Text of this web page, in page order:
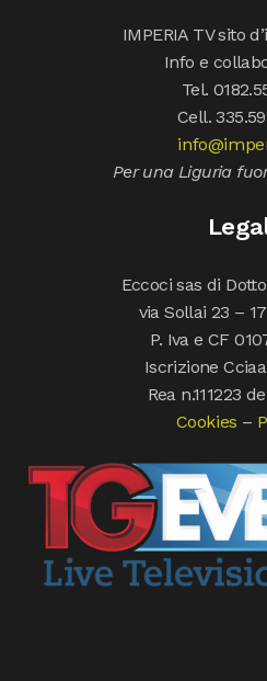
IMPERIA TV sito
Info e
Tel.
Cell.
Per una Liguria
Eccoci sas di
via Sollai 23 –
P. Iva e CF
Iscrizione
Rea n.111223
Cookies –